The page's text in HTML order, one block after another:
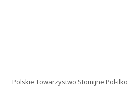
Polskie Towarzystwo Stomijne Pol-ilko